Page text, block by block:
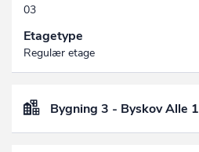
03
Etagetype
Regulær etage
Bygning 3 - Byskov Alle